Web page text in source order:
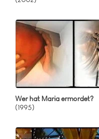
Wer hat Maria ermordet?
(1995)